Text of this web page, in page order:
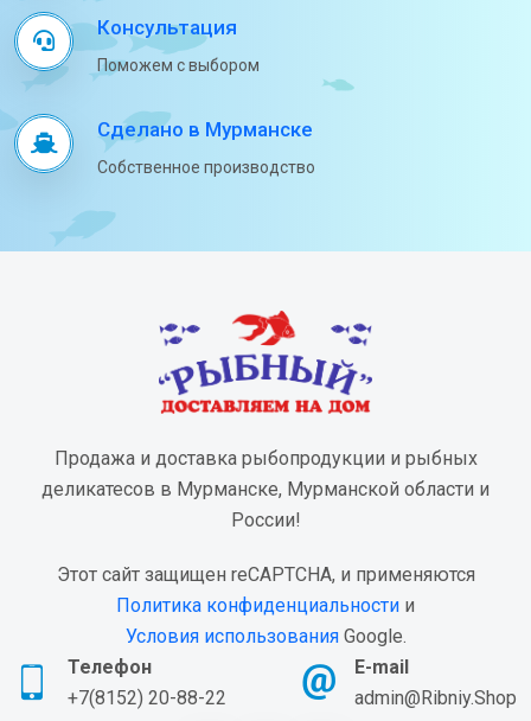
Консультация
Поможем с выбором
Сделано в Мурманске
Собственное производство
Продажа и доставка рыбопродукции и рыбных
деликатесов в Мурманске, Мурманской области и
России!
Этот сайт защищен reCAPTCHA, и применяются
Политика конфиденциальности и
Условия использованияGoogle.
Телефон
+7(8152) 20-88-22
E-mail
admin@Ribniy.Shop